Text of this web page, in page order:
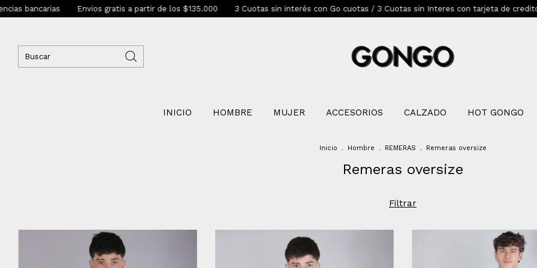
gratis a partir de los $135.000 3 Cuotas sin interés con Go cuotas / 3 Cuotas sin Interes con tarjeta de credito bancarizada
INICIO HOMBRE MUJER ACCESORIOS CALZADO HOT GONGO
Inicio . Hombre . REMERAS . Remeras oversize
Remeras oversize
Filtrar